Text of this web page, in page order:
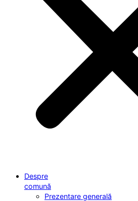
Despre
comună
Prezentare generală